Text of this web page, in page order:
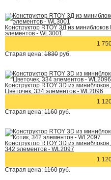
Конструктор RTOY 3Д из
элементов - WL3001
1
Старая цена: 1830 руб.
Конструктор RTOY 3D из
Цветочек, 334 элементов - WL2096
1
Старая цена: 1160 руб.
Конструктор RTOY 3D из
342 элементов - WL2097
1
Старая цена: 1160 руб.